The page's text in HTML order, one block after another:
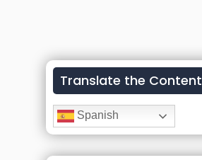
Translate the Content
Spanish